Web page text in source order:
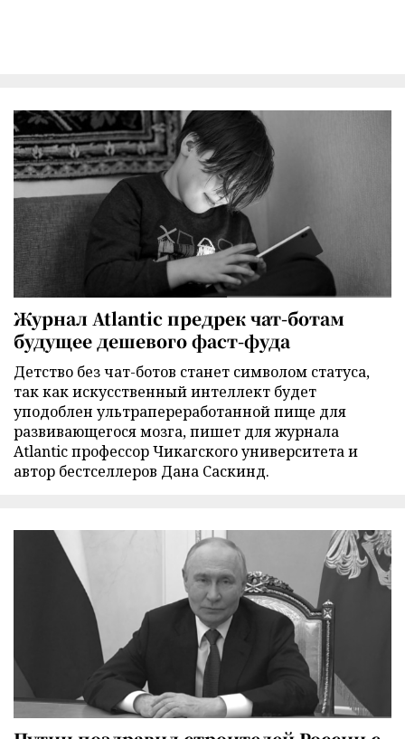
Журнал Atlantic предрек чат-ботам
будущее дешевого фаст-фуда
Детство без чат-ботов станет символом статуса,
так как искусственный интеллект будет
уподоблен ультрапереработанной пище для
развивающегося мозга, пишет для журнала
Atlantic профессор Чикагского университета и
автор бестселлеров Дана Саскинд.